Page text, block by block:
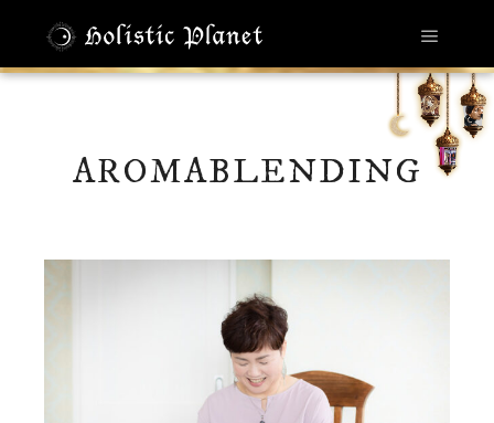
メイン
AROMABLENDING